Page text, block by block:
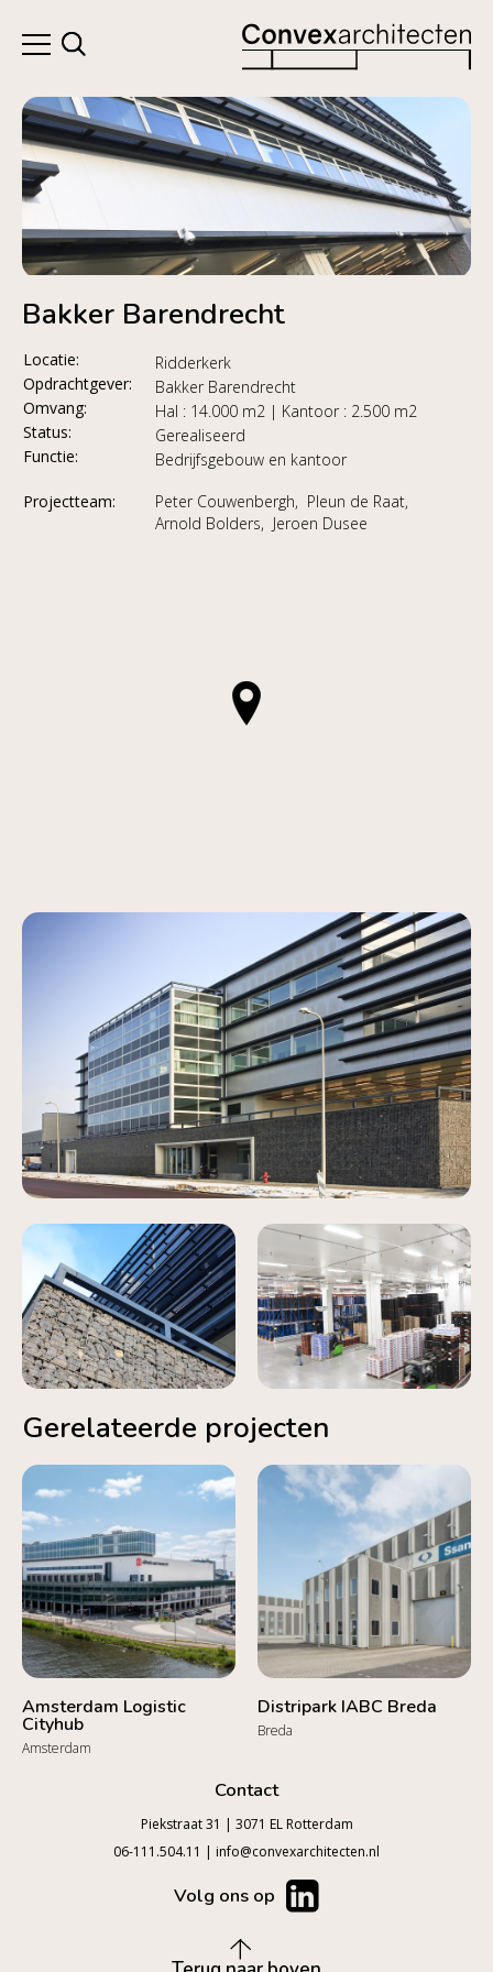
Bakker Barendrecht
Locatie:
Ridderkerk
Opdrachtgever:
Bakker Barendrecht
Omvang:
Hal : 14.000 m2 | Kantoor : 2.500 m2
Status:
Gerealiseerd
Functie:
Bedrijfsgebouw en kantoor
Projectteam:
Peter Couwenbergh, Pleun de Raat,
Arnold Bolders, Jeroen Dusee
Gerelateerde projecten
Amsterdam Logistic
Cityhub
Amsterdam
Distripark IABC Breda
Breda
Volg ons op
Contact
Piekstraat 31 | 3071 EL Rotterdam
06-111.504.11 | info@convexarchitecten.nl